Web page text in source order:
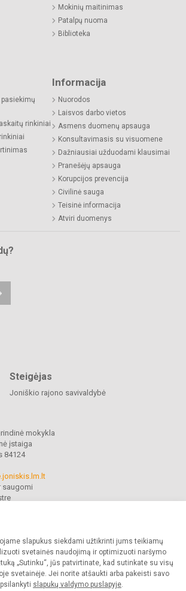
slapukus siekdami užtikrinti jums teikiamų
svetainės naudojimą ir optimizuoti naršymo
„Sutinku“, jūs patvirtinate, kad sutinkate su visų
svetainėje. Jei norite atšaukti arba pakeisti savo
slapukų valdymo puslapyje.
Mokinių maitinimas
Patalpų nuoma
Biblioteka
rinkiniai
Informacija
Nuorodos
Laisvos darbo vietos
Asmens duomenų apsauga
Konsultavimasis su visuomene
Dažniausiai užduodami klausimai
Pranešėjų apsauga
Korupcijos prevencija
Civilinė sauga
Teisinė informacija
Atviri duomenys
Steigėjas
Joniškio rajono savivaldybė
mokykla
įstaiga
84124
saugomi
pagrindinė mokykla. Visos teisės saugomos.
įstaigos administracijos sutikimo griežtai draudžiama.
neįgaliesiems Slapukų politika